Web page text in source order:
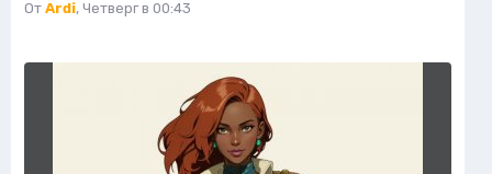
От Ardi, Четверг в 00:43